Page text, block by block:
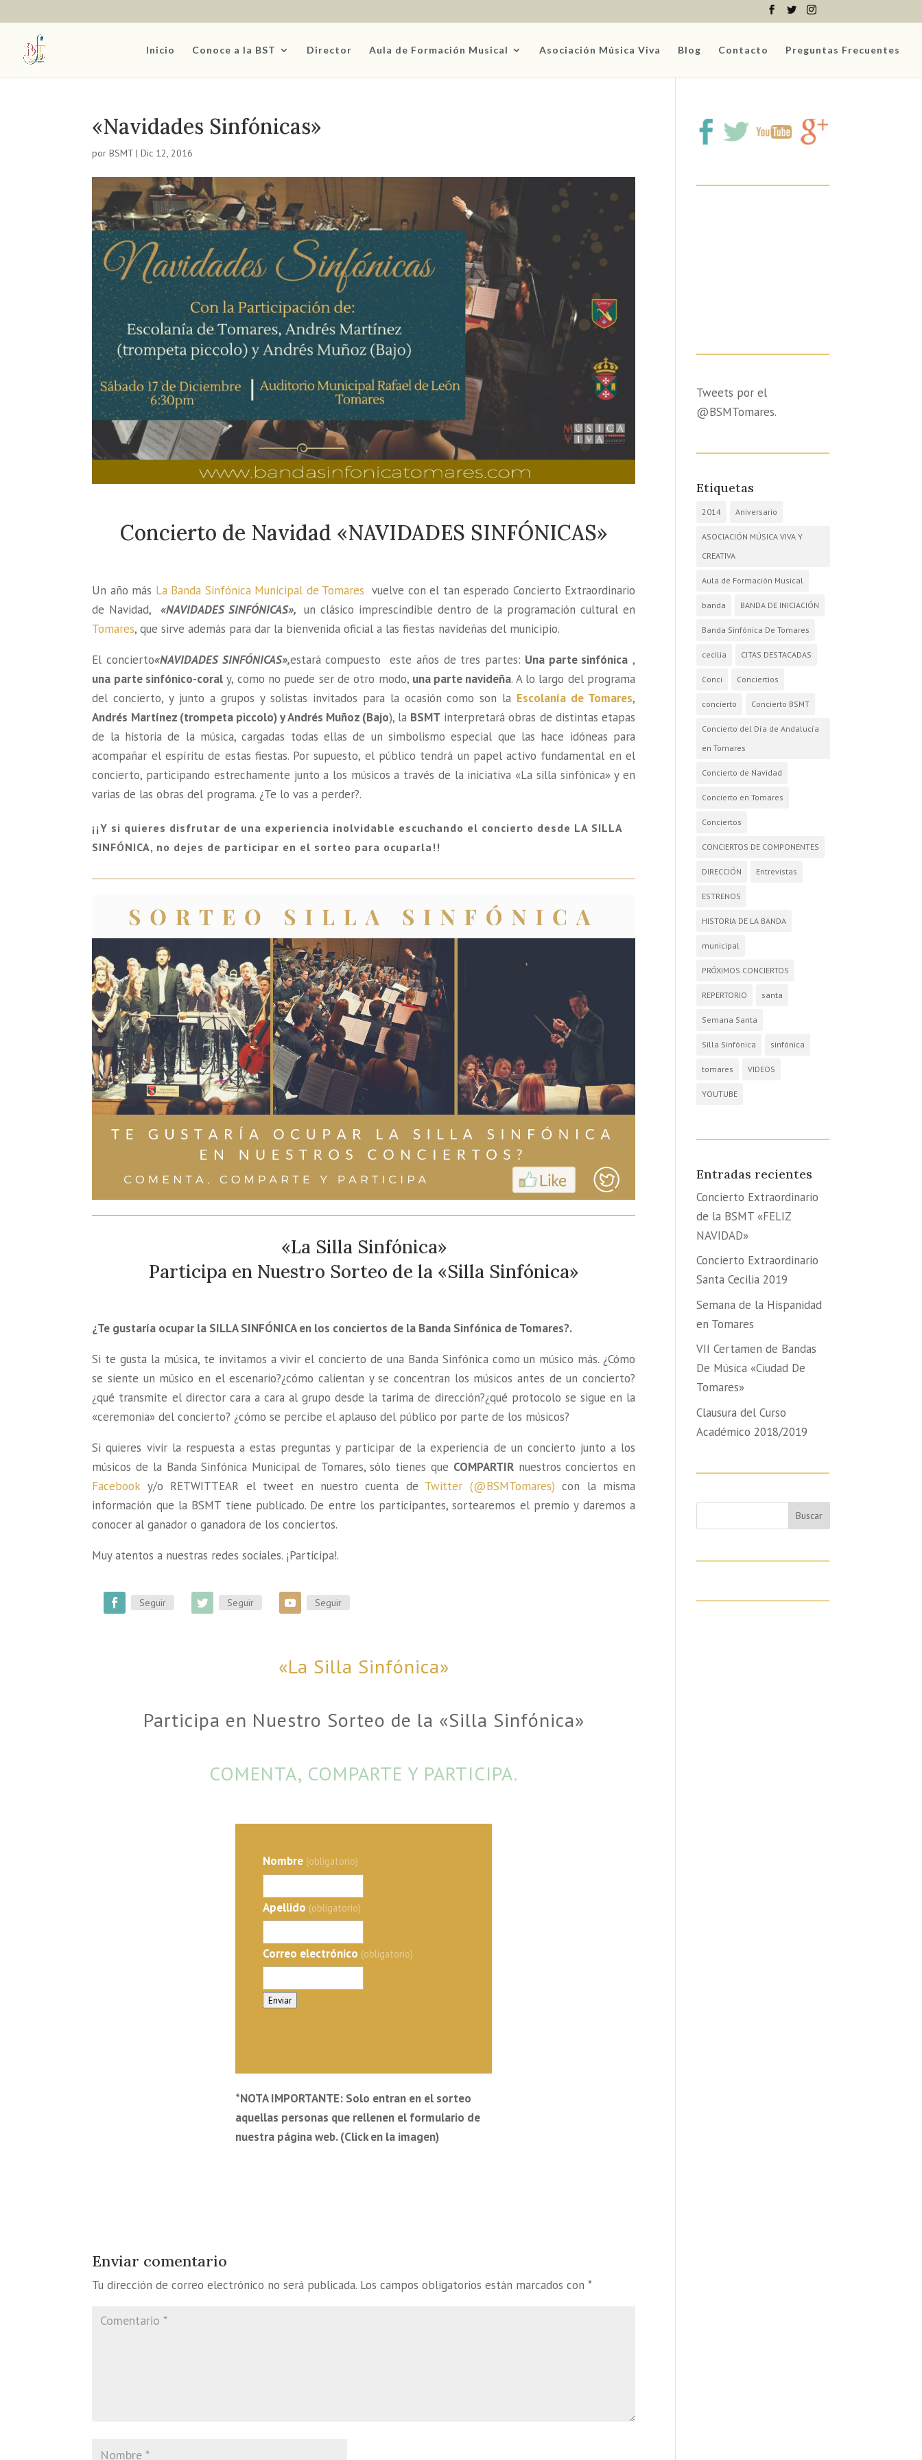
Inicio Conoce a la BST Director Aula de Formación Musical Asociación Música Viva Blog Contacto Preguntas Frecuentes
«Navidades Sinfónicas»
porBSMT |Dic 12, 2016
Concierto de Navidad «NAVIDADES SINFÓNICAS»
Un año más La Banda Sinfónica Municipal de Tomares vuelve con el tan esperado Concierto Extraordinario
de Navidad,
«NAVIDADES SINFÓNICAS», un clásico imprescindible dentro de la programación cultural en
Tomares, que sirve además para dar la bienvenida oficial a las fiestas navideñas del municipio.
El concierto«NAVIDADESSINFÓNICAS»,estará compuesto este años de tres partes: Una parte sinfónica ,
una parte sinfónico-coral y, como no puede ser de otro modo, una parte navideña. A lo largo del programa
del concierto, y junto a grupos y solistas invitados para la ocasión como son la Escolanía de Tomares,
Andrés Martínez (trompeta piccolo) y Andrés Muñoz (Bajo), la BSMT interpretará obras de distintas etapas
de la historia de la música, cargadas todas ellas de un simbolismo especial que las hace idóneas para
acompañar el espíritu de estas fiestas. Por supuesto, el público tendrá un papel activo fundamental en el
concierto, participando estrechamente junto a los músicos a través de la iniciativa «La silla sinfónica» y en
varias de las obras del programa. ¿Te lo vas a perder?.
¡¡Y si quieres disfrutar de una experiencia inolvidable escuchando el concierto desde LA SILLA
SINFÓNICA, no dejes de participar en el sorteo para ocuparla!!
«La Silla Sinfónica»
Participa en Nuestro Sorteo de la «Silla Sinfónica»
¿Te gustaría ocupar la SILLA SINFÓNICA en los conciertos de la Banda Sinfónica de Tomares?.
Si te gusta la música, te invitamos a vivir el concierto de una Banda Sinfónica como un músico más. ¿Cómo
se siente un músico en el escenario?¿cómo calientan y se concentran los músicos antes de un concierto?
¿qué transmite el director cara a cara al grupo desde la tarima de dirección?¿qué protocolo se sigue en la
«ceremonia» del concierto? ¿cómo se percibe el aplauso del público por parte de los músicos?
Si quieres vivir la respuesta a estas preguntas y participar de la experiencia de un concierto junto a los
músicos de la Banda Sinfónica Municipal de Tomares, sólo tienes que COMPARTIRnuestros conciertos en
Facebook y/o RETWITTEAR el tweet en nuestro cuenta de Twitter (@BSMTomares) con la misma
información que la BSMT tiene publicado. De entre los participantes, sortearemos el premio y daremos a
conocer al ganador o ganadora de los conciertos.
Muy atentos a nuestras redes sociales. ¡Participa!.
Seguir Seguir Seguir
«La Silla Sinfónica»
Participa en Nuestro Sorteo de la «Silla Sinfónica»
COMENTA, COMPARTE Y PARTICIPA.
Nombre (obligatorio)
Apellido (obligatorio)
Correo electrónico (obligatorio)
Enviar
*NOTA IMPORTANTE: Solo entran en el sorteo
aquellas personas que rellenen el formulario de
nuestra página web. (Click en la imagen)
Enviar comentario
Tu dirección de correo electrónico no será publicada. Los campos obligatorios están marcados con*
Tweets por el
@BSMTomares.
Etiquetas
2014 Aniversario
ASOCIACIÓN MÚSICA VIVA Y
CREATIVA
Aula de Formación Musical
banda BANDA DE INICIACIÓN
Banda Sinfónica De Tomares
cecilia CITAS DESTACADAS
Conci Conciertios
concierto Concierto BSMT
Concierto del Día de Andalucía
en Tomares
Concierto de Navidad
Concierto en Tomares
Conciertos
CONCIERTOS DE COMPONENTES
DIRECCIÓN Entrevistas
ESTRENOS
HISTORIA DE LA BANDA
municipal
PRÓXIMOS CONCIERTOS
REPERTORIO santa
Semana Santa
Silla Sinfónica sinfónica
tomares VIDEOS
YOUTUBE
Entradas recientes
Concierto Extraordinario
de la BSMT «FELIZ
NAVIDAD»
Concierto Extraordinario
Santa Cecilia 2019
Semana de la Hispanidad
en Tomares
VII Certamen de Bandas
De Música «Ciudad De
Tomares»
Clausura del Curso
Académico 2018/2019